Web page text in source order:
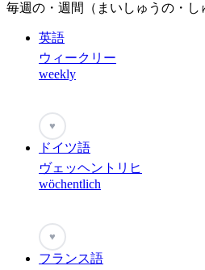
毎週の・週間（まいしゅうの・し
英語
ウィークリー
weekly
♥
ドイツ語
ヴェッヘントリヒ
wöchentlich
♥
フランス語